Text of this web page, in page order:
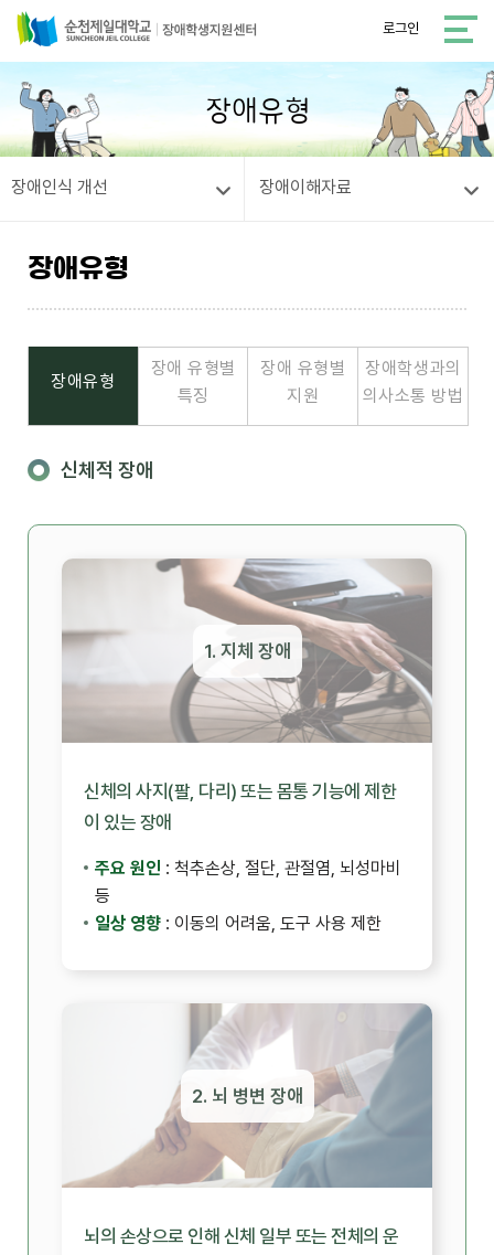
로그인
장애유형
장애인식 개선 장애이해자료
장애유형
장애유형
장애 유형별
특징
장애 유형별
지원
장애학생과의
의사소통 방법
신체적 장애
1. 지체 장애
신체의 사지(팔, 다리) 또는 몸통 기능에 제한
이 있는 장애
주요 원인 : 척추손상, 절단, 관절염, 뇌성마비
등
일상 영향 : 이동의 어려움, 도구 사용 제한
2. 뇌 병변 장애
뇌의 손상으로 인해 신체 일부 또는 전체의 운